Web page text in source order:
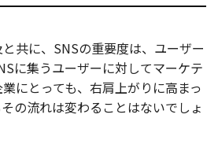
共に、SNSの重要度は、ユーザー
に集うユーザーに対してマーケテ
にとっても、右肩上がりに高まっ
の流れは変わることはないでしょ